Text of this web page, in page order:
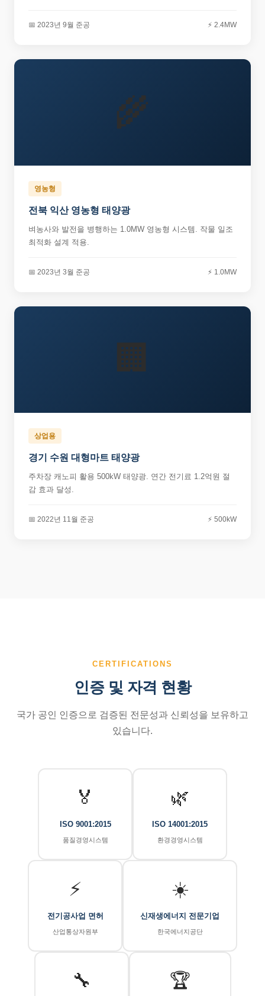
📅 2023년 9월 준공 ⚡ 2.4MW
🌾
영농형
전북 익산 영농형 태양광
벼농사와 발전을 병행하는 1.0MW 영농형 시스템. 작물 일조
최적화 설계 적용.
📅 2023년 3월 준공 ⚡ 1.0MW
🏢
상업용
경기 수원 대형마트 태양광
주차장 캐노피 활용 500kW 태양광. 연간 전기료 1.2억원 절
감 효과 달성.
📅 2022년 11월 준공 ⚡ 500kW
CERTIFICATIONS
인증 및 자격 현황
국가 공인 인증으로 검증된 전문성과 신뢰성을 보유하고
있습니다.
🏅
ISO 9001:2015
품질경영시스템
🌿
ISO 14001:2015
환경경영시스템
⚡
전기공사업 면허
산업통상자원부
☀️
신재생에너지 전문기업
한국에너지공단
🔧 🏆